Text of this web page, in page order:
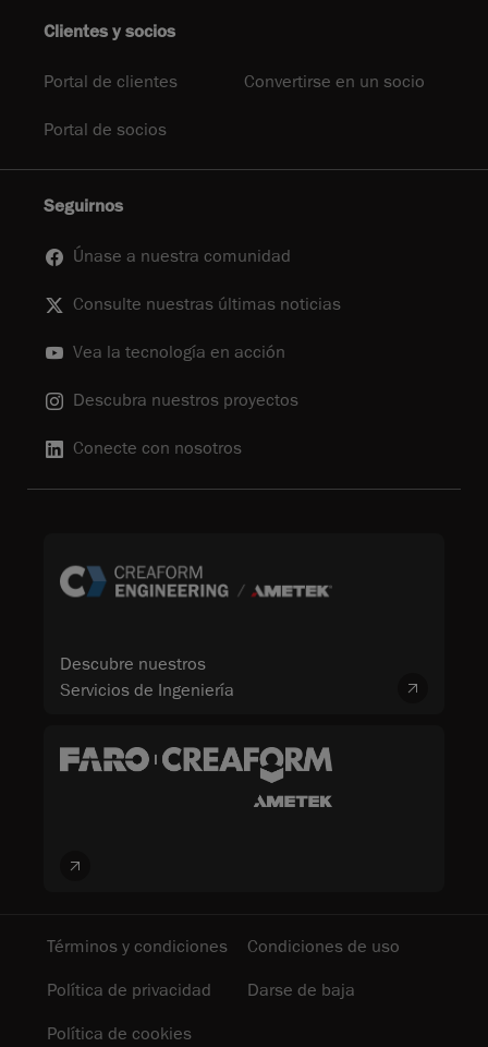
Clientes y socios
Portal de clientes Convertirse en un socio
Portal de socios
Seguirnos
Únase a nuestra comunidad
Consulte nuestras últimas noticias
Vea la tecnología en acción
Descubra nuestros proyectos
Conecte con nosotros
Descubre nuestros
Servicios de Ingeniería
Términos y condiciones
Condiciones de uso
Política de privacidad
Darse de baja
Política de cookies